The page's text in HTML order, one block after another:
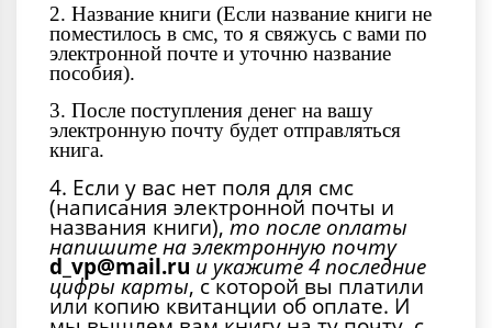
2. Название книги (Если название книги не
поместилось в смс, то я свяжусь с вами по
электронной почте и уточню название
пособия).
3. После поступления денег на вашу
электронную почту будет отправляться
книга.
4. Если у вас нет поля для смс
(написания электронной почты и
названия книги), то после оплаты
напишите на электронную почту
d_vp@mail.ru и укажите 4 последние
цифры карты, с которой вы платили
или копию квитанции об оплате. И